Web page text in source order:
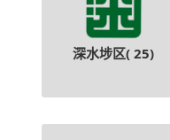
深水埗区( 25)